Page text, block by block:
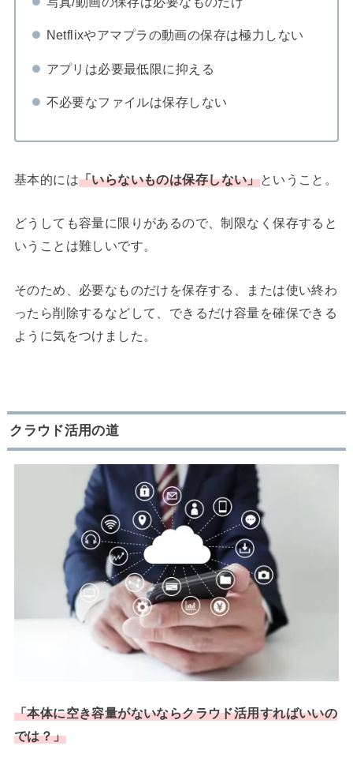
Netflixやアマプラの動画の保存は極力しない
アプリは必要最低限に抑える
不必要なファイルは保存しない
基本的には「いらないものは保存しない」ということ。
どうしても容量に限りがあるので、制限なく保存すると
いうことは難しいです。
そのため、必要なものだけを保存する、または使い終わ
ったら削除するなどして、できるだけ容量を確保できる
ように気をつけました。
クラウド活用の道
「本体に空き容量がないならクラウド活用すればいいの
では？」